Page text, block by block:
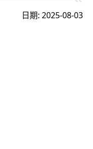
日期: 2025-08-03